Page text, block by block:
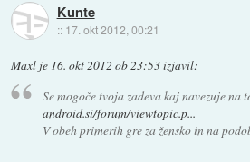
Kunte
:: 17. okt 2012, 00:21
Maxl je 16. okt 2012 ob 23:53izjavil:
Se mogoče tvoja zadeva kaj navezuje na
android.si/forum/viewtopic.p...
V obeh primerih gre za žensko in na